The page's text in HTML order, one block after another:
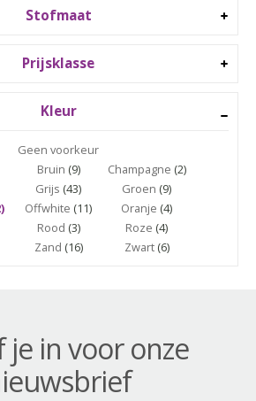
Stofmaat
Prijsklasse
Kleur
Geen voorkeur
Bruin (9) Champagne (2)
Grijs (43) Groen (9)
Offwhite (11) Oranje (4)
Rood (3) Roze (4)
Zand (16) Zwart(6)
je in voor onze